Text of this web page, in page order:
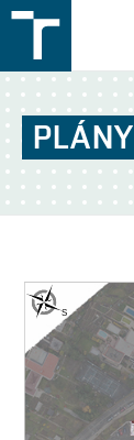
v
Brně
PLÁNY